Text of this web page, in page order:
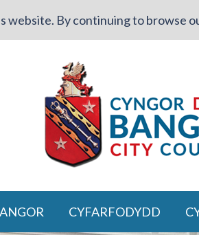
By continuing to browse
CYFARFODYDD